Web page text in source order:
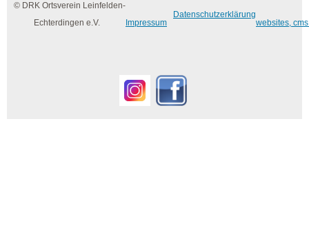
© DRK Ortsverein Leinfelden-
Echterdingen e.V.
Impressum
Datenschutzerklärung
websites,